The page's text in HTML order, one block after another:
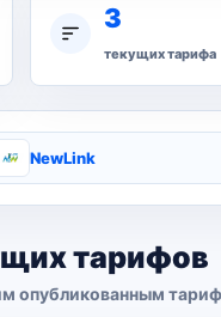
3
текущих тарифа
NewLink
тарифов
опубликованным